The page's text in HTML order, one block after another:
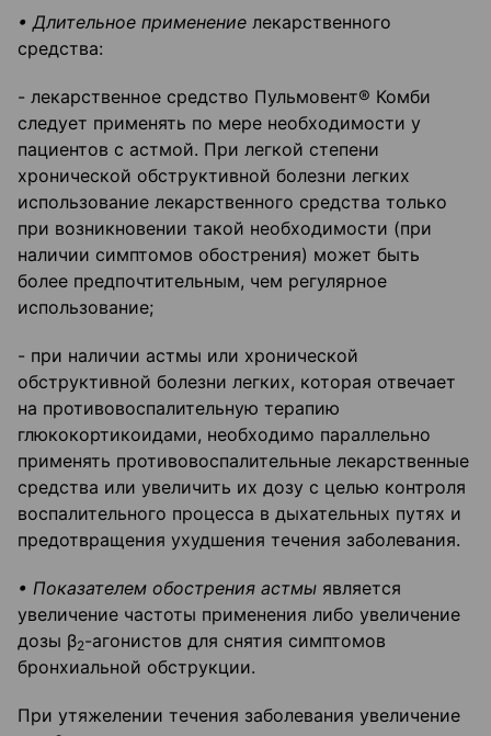
• Длительное применение лекарственного
средства:
- лекарственное средство Пульмовент® Комби
следует применять по мере необходимости у
пациентов с астмой. При легкой степени
хронической обструктивной болезни легких
использование лекарственного средства только
при возникновении такой необходимости (при
наличии симптомов обострения) может быть
более предпочтительным, чем регулярное
использование;
- при наличии астмы или хронической
обструктивной болезни легких, которая отвечает
на противовоспалительную терапию
глюкокортикоидами, необходимо параллельно
применять противовоспалительные лекарственные
средства или увеличить их дозу с целью контроля
воспалительного процесса в дыхательных путях и
предотвращения ухудшения течения заболевания.
• Показателем обострения астмы является
увеличение частоты применения либо увеличение
дозы β2-агонистов для снятия симптомов
бронхиальной обструкции.
При утяжелении течения заболевания увеличение